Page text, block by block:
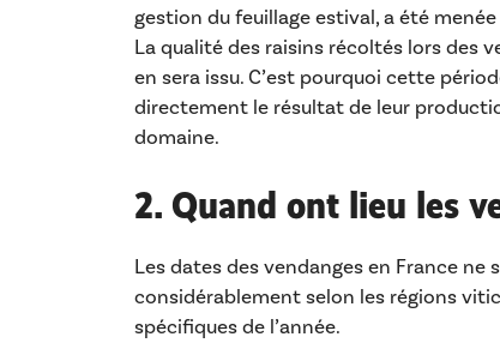
gestion du feuillage estival, a été
La qualité des raisins récoltés lors des
en sera issu. C’est pourquoi cette
directement le résultat de leur
domaine.
2. Quand ont lieu les
Les dates des vendanges en France
considérablement selon les régions
spécifiques de l’année.